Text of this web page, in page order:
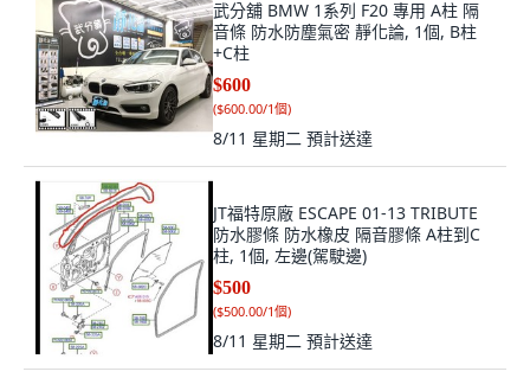
武分舖 BMW 1系列 F20 專用 A柱 隔
音條 防水防塵氣密 靜化論, 1個, B柱
+C柱
$600
($600.00/1個)
8/11 星期二 預計送達
JT福特原廠 ESCAPE 01-13 TRIBUTE
防水膠條 防水橡皮 隔音膠條 A柱到C
柱, 1個, 左邊(駕駛邊)
$500
($500.00/1個)
8/11 星期二 預計送達